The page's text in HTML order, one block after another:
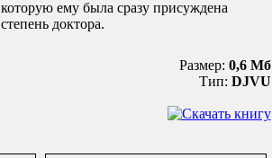
которую ему была сразу присуждена
степень доктора.
Размер: 0,6 Мб
Тип: DJVU